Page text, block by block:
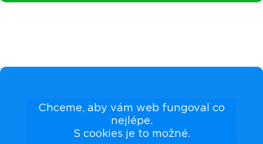
Chceme, aby vám web fungoval co
nejlépe.
S cookies je to možné.